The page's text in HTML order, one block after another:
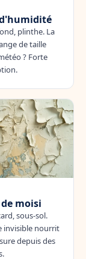
plinthe. La
de taille
? Forte
moisi
sous-sol.
invisible nourrit
depuis des